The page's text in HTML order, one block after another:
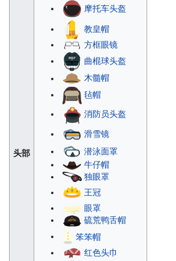
头部
摩托车头盔
教皇帽
方框眼镜
曲棍球头盔
木髓帽
毡帽
消防员头盔
滑雪镜
潜泳面罩
牛仔帽
独眼罩
王冠
眼罩
硫荒鸭舌帽
笨笨帽
红色头巾